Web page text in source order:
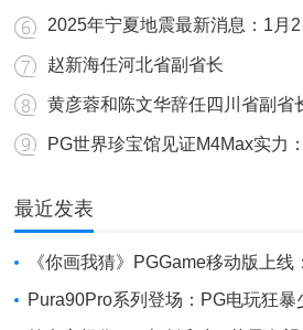
赵新海任河北省副省长
最近发表
《你画我猜》PGGame移动版上线
平台互动新玩法
Pura90Pro系列登场：PG电玩狂暴